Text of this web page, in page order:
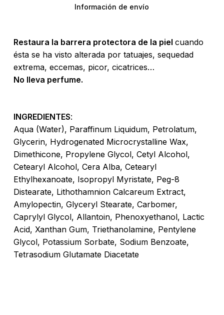
No hay productos en el carrito.
Go To Shop
Información de envío
Restaura la barrera protectora de la piel cuando
ésta se ha visto alterada por tatuajes, sequedad
extrema, eccemas, picor, cicatrices…
No lleva perfume.
INGREDIENTES:
Aqua (Water), Paraffinum Liquidum, Petrolatum,
Glycerin, Hydrogenated Microcrystalline Wax,
Dimethicone, Propylene Glycol, Cetyl Alcohol,
Cetearyl Alcohol, Cera Alba, Cetearyl
Ethylhexanoate, Isopropyl Myristate, Peg-8
Distearate, Lithothamnion Calcareum Extract,
Amylopectin, Glyceryl Stearate, Carbomer,
Caprylyl Glycol, Allantoin, Phenoxyethanol, Lactic
Acid, Xanthan Gum, Triethanolamine, Pentylene
Glycol, Potassium Sorbate, Sodium Benzoate,
Tetrasodium Glutamate Diacetate